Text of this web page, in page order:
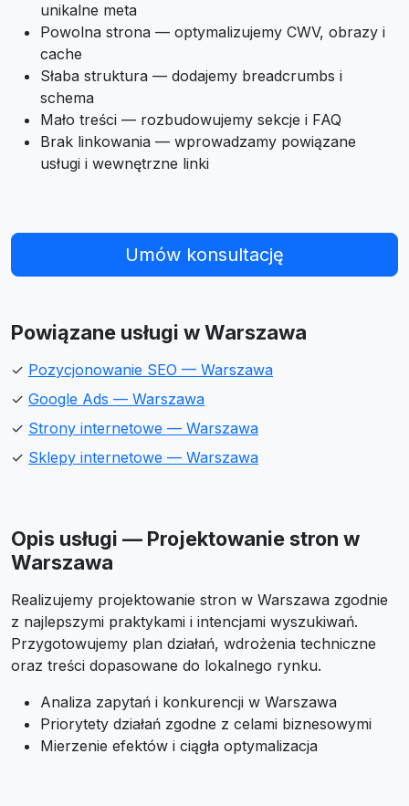
unikalne meta
Powolna strona — optymalizujemy CWV, obrazy i
cache
Słaba struktura — dodajemy breadcrumbs i
schema
Mało treści — rozbudowujemy sekcje i FAQ
Brak linkowania — wprowadzamy powiązane
usługi i wewnętrzne linki
Umów konsultację
Powiązane usługi w Warszawa
✓ Pozycjonowanie SEO — Warszawa
✓ Google Ads — Warszawa
✓ Strony internetowe — Warszawa
✓ Sklepy internetowe — Warszawa
Opis usługi — Projektowanie stron w
Warszawa
Realizujemy projektowanie stron w Warszawa zgodnie
z najlepszymi praktykami i intencjami wyszukiwań.
Przygotowujemy plan działań, wdrożenia techniczne
oraz treści dopasowane do lokalnego rynku.
Analiza zapytań i konkurencji w Warszawa
Priorytety działań zgodne z celami biznesowymi
Mierzenie efektów i ciągła optymalizacja